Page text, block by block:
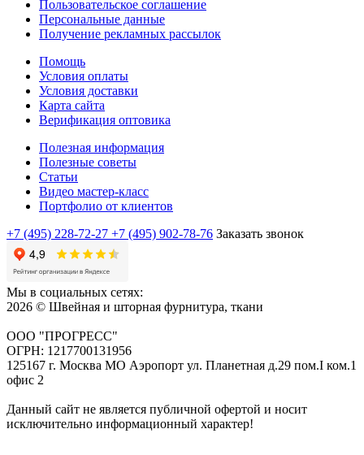
Пользовательское соглашение
Персональные данные
Получение рекламных рассылок
Помощь
Условия оплаты
Условия доставки
Карта сайта
Верификация оптовика
Полезная информация
Полезные советы
Статьи
Видео мастер-класс
Портфолио от клиентов
+7 (495) 228-72-27 +7 (495) 902-78-76 Заказать звонок
Мы в социальных сетях:
2026 © Швейная и шторная фурнитура, ткани
ООО "ПРОГРЕСС"
ОГРН: 1217700131956
125167 г. Москва МО Аэропорт ул. Планетная д.29 пом.I ком.1
офис 2
Данный сайт не является публичной офертой и носит
исключительно информационный характер!